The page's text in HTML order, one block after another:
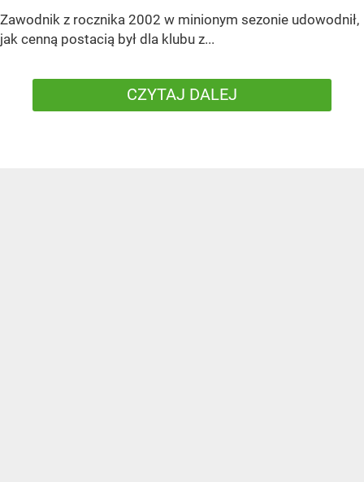
Zawodnik z rocznika 2002 w minionym sezonie udowodnił,
jak cenną postacią był dla klubu z...
CZYTAJ DALEJ